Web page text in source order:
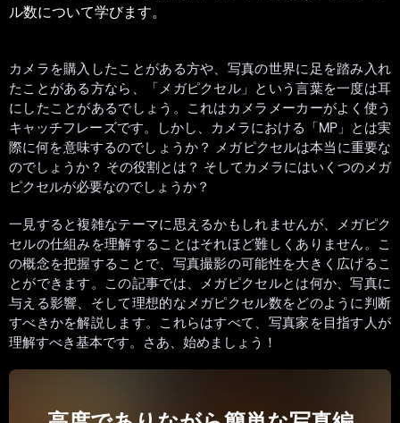
ル数について学びます。
カメラを購入したことがある方や、写真の世界に足を踏み入れ
たことがある方なら、「メガピクセル」という言葉を一度は耳
にしたことがあるでしょう。これはカメラメーカーがよく使う
キャッチフレーズです。しかし、カメラにおける「MP」とは実
際に何を意味するのでしょうか？ メガピクセルは本当に重要な
のでしょうか？ その役割とは？ そしてカメラにはいくつのメガ
ピクセルが必要なのでしょうか？
一見すると複雑なテーマに思えるかもしれませんが、メガピク
セルの仕組みを理解することはそれほど難しくありません。こ
の概念を把握することで、写真撮影の可能性を大きく広げるこ
とができます。この記事では、メガピクセルとは何か、写真に
与える影響、そして理想的なメガピクセル数をどのように判断
すべきかを解説します。これらはすべて、写真家を目指す人が
理解すべき基本です。さあ、始めましょう！